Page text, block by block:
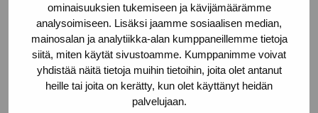
ominaisuuksien tukemiseen ja kävijämäärämme
analysoimiseen. Lisäksi jaamme sosiaalisen median,
mainosalan ja analytiikka-alan kumppaneillemme tietoja
siitä, miten käytät sivustoamme. Kumppanimme voivat
yhdistää näitä tietoja muihin tietoihin, joita olet antanut
heille tai joita on kerätty, kun olet käyttänyt heidän
palvelujaan.
Gustav Wasas gata 11
10600 Ekenäs
proartibus@proartibus.fi
+358 (0)50 371 6339